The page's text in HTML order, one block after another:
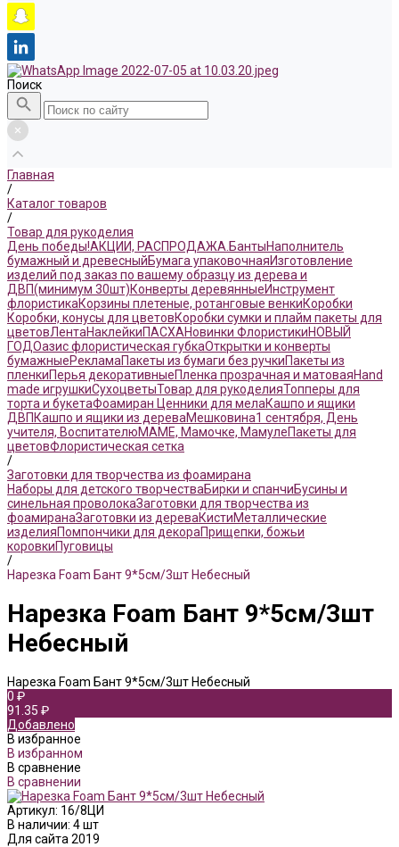
Поиск
Главная
/
Каталог товаров
/
Товар для рукоделия
День победы!АКЦИИ, РАСПРОДАЖА. БантыНаполнитель
бумажный и древесныйБумага упаковочнаяИзготовление
изделий под заказ по вашему образцу из дерева и
ДВП(минимум 30шт)Конверты деревянныеИнструмент
флористикаКорзины плетеные, ротанговые венкиКоробки
Коробки, конусы для цветовКоробки сумки и плайм пакеты для
цветовЛентаНаклейкиПАСХАНовинки ФлористикиНОВЫЙ
ГОДОазис флористическая губкаОткрытки и конверты
бумажныеРекламаПакеты из бумаги без ручкиПакеты из
пленкиПерья декоративныеПленка прозрачная и матоваяHand
made игрушкиСухоцветыТовар для рукоделияТопперы для
торта и букетаФоамиран Ценники для мелаКашпо и ящики
ДВП Кашпо и ящики из дереваМешковина1 сентября, День
учителя, ВоспитателюМАМЕ, Мамочке, МамулеПакеты для
цветовФлористическая сетка
/
Заготовки для творчества из фоамирана
Наборы для детского творчестваБирки и спанчиБусины и
синельная проволокаЗаготовки для творчества из
фоамиранаЗаготовки из дереваКистиМеталлические
изделияПомпончики для декораПрищепки, божьи
коровкиПуговицы
/
Нарезка Foam Бант 9*5см/3шт Небесный
Нарезка Foam Бант 9*5см/3шт
Небесный
Нарезка Foam Бант 9*5см/3шт Небесный
0 ₽
91.35 ₽
Добавлено
В избранное
В избранном
В сравнение
В сравнении
Артикул: 16/8ЦИ
В наличии: 4 шт
Для сайта 2019